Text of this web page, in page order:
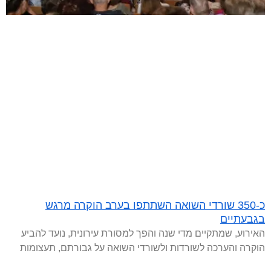
כ-350 שורדי השואה השתתפו בערב הוקרה מרגש
בגבעתיים
האירוע, שמתקיים מדי שנה והפך למסורת עירונית, נועד להביע
הוקרה והערכה לשורדות ולשורדי השואה על גבורתם, תעצומות